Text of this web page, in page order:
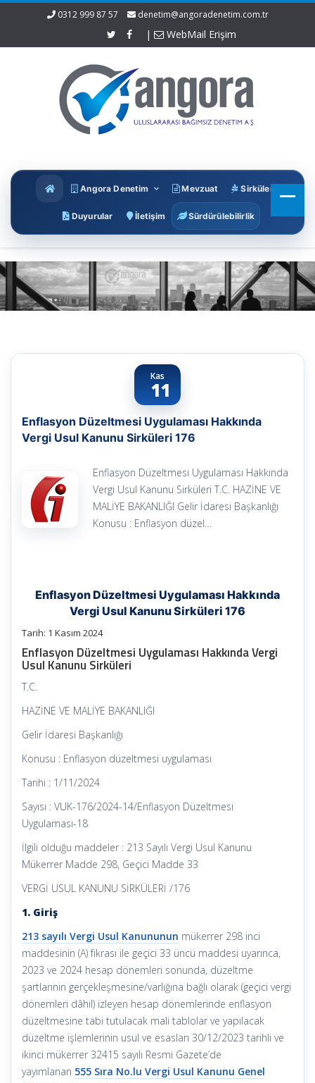
0312 999 87 57 denetim@angoradenetim.com.tr
| WebMail Erişim
Angora Denetim Mevzuat Sirküler
Duyurular İletişim Sürdürülebilirlik
Kas
11
Enflasyon Düzeltmesi Uygulaması Hakkında
Vergi Usul Kanunu Sirküleri 176
Enflasyon Düzeltmesi Uygulaması Hakkında
Vergi Usul Kanunu Sirküleri T.C. HAZİNE VE
MALİYE BAKANLIĞI Gelir İdaresi Başkanlığı
Konusu : Enflasyon düzel…
Enflasyon Düzeltmesi Uygulaması Hakkında
Vergi Usul Kanunu Sirküleri 176
Tarih: 1 Kasım 2024
Enflasyon Düzeltmesi Uygulaması Hakkında Vergi
Usul Kanunu Sirküleri
T.C.
HAZİNE VE MALİYE BAKANLIĞI
Gelir İdaresi Başkanlığı
Konusu : Enflasyon düzeltmesi uygulaması
Tarihi : 1/11/2024
Sayısı : VUK-176/2024-14/Enflasyon Düzeltmesi
Uygulaması-18
İlgili olduğu maddeler : 213 Sayılı Vergi Usul Kanunu
Mükerrer Madde 298, Geçici Madde 33
VERGİ USUL KANUNU SİRKÜLERİ /176
1. Giriş
213 sayılı Vergi Usul Kanununun mükerrer 298 inci
maddesinin (A) fıkrası ile geçici 33 üncü maddesi uyarınca,
2023 ve 2024 hesap dönemleri sonunda, düzeltme
şartlarının gerçekleşmesine/varlığına bağlı olarak (geçici vergi
dönemleri dâhil) izleyen hesap dönemlerinde enflasyon
düzeltmesine tabi tutulacak mali tablolar ve yapılacak
düzeltme işlemlerinin usul ve esasları 30/12/2023 tarihli ve
ikinci mükerrer 32415 sayılı Resmi Gazete’de
yayımlanan 555 Sıra No.lu Vergi Usul Kanunu Genel